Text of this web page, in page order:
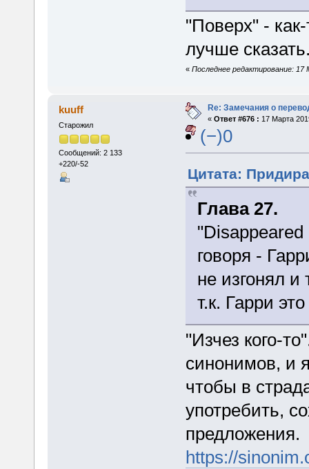
"Поверх" -
лучше
« Последнее редактирование:
kuuff
Старожил
Сообщений: 2 133
+220/-52
Re: Замечания о
« Ответ #676 : 17 Марта
(−)0
Цитата:
Глава 27.
"Disappeared
говоря -
не изгонял и
т.к. Гарри
"Изчез кого-
синонимов, и
чтобы в
употребить,
предложения.
https://